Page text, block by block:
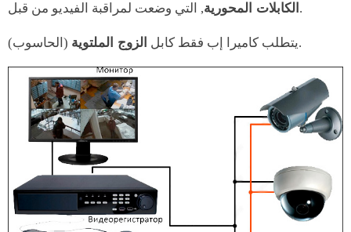
الكابلات المحورية , التي وضعت لمراقبة الفيديو من قبل.
يتطلب كاميرا إب فقط كابل الزوج الملتوية (الحاسوب).